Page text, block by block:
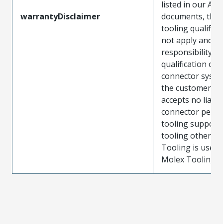
warrantyDisclaimer
listed in our ATS
documents, the
tooling
not apply and
responsibility
qualification of
connector
the customer.
accepts no
connector
tooling support
tooling other
Tooling is used
Molex Tooling